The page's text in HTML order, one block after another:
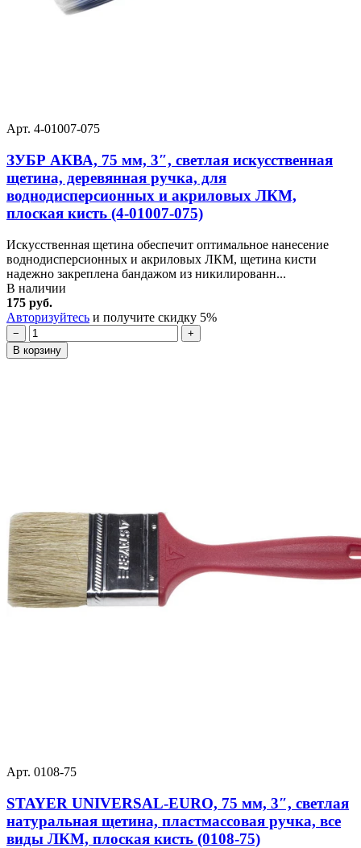
Арт. 4-01007-075
ЗУБР АКВА, 75 мм, 3″, светлая искусственная
щетина, деревянная ручка, для
воднодисперсионных и акриловых ЛКМ,
плоская кисть (4-01007-075)
Искусственная щетина обеспечит оптимальное нанесение
воднодисперсионных и акриловых ЛКМ, щетина кисти
надежно закреплена бандажом из никилированн...
В наличии
175 руб.
Авторизуйтесь и получите скидку 5%
−
+
В корзину
Арт. 0108-75
STAYER UNIVERSAL-EURO, 75 мм, 3″, светлая
натуральная щетина, пластмассовая ручка, все
виды ЛКМ, плоская кисть (0108-75)